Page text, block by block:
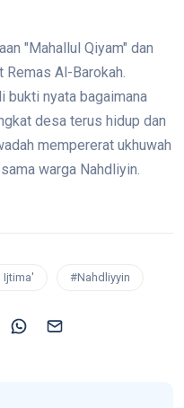
"Mahallul Qiyam" dan
Al-Barokah.
bukti nyata bagaimana
desa terus hidup dan
mempererat ukhuwah
warga Nahdliyin.
Ijtima' #Nahdliyyin